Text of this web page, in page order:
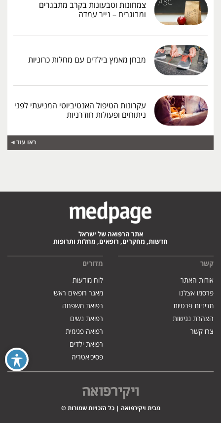
צמחונות וטבעונות בקרב מתבגרים
ומבוגרים – נייר עמדה
מבחן מאמץ בילדים עם מחלות כרוניות
עקרונות הטיפול האנטיביוטי המניעתי לפני
ניתוחים ופעולות חודרניות
ראו עוד
אתר הרפואה של ישראל
חדשות, מחקרים, רופאים, מחלות ותרופות
קשר
אודות האתר
פרסמו אצלנו
מדיניות פרטיות
הצהרת נגישות
צרו קשר
מדורים
לוח מודעות
מאגר רופאים ראשי
רפואת משפחה
רפואת נשים
רפואה פנימית
רפואת ילדים
פסיכיאטריה
מבית ויקירפואה | כל הזכויות שמורות ©